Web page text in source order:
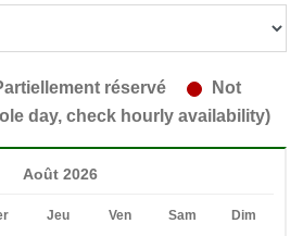
réservé
Not
day, check hourly availability)
Août 2026
Jeu Ven Sam Dim